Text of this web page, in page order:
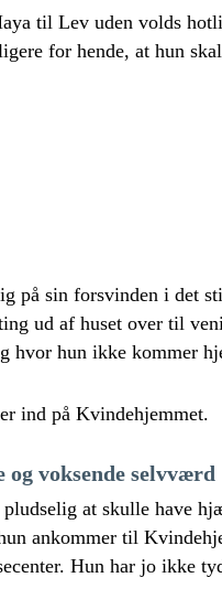
til Lev uden volds
for hende, at hun
på sin forsvinden i det
ud af huset over til
hvor hun ikke kommer
ind på Kvindehjemmet.
og voksende selvværd
at skulle have
ankommer til
Hun har jo ikke